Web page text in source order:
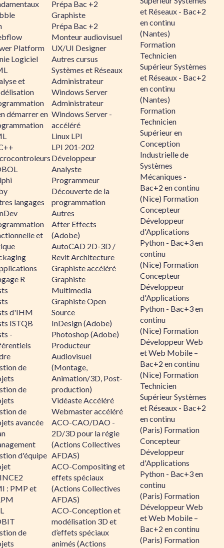
Platform
Logiciel
et
démarrer en
langages
et
R
d'IHM
ISTQB
-
de
de
de
avancée
d'équipe
: PMP et
de
Prépa Bac +2
Graphiste
Prépa Bac +2
Monteur audiovisuel
UX/UI Designer
Autres cursus
Systèmes et Réseaux
Administrateur
Windows Server
Administrateur
Windows Server -
accéléré
Linux LPI
LPI 201-202
Développeur
Analyste
Programmeur
Découverte de la
programmation
Autres
After Effects
(Adobe)
AutoCAD 2D-3D /
Revit Architecture
Graphiste accéléré
Graphiste
Multimedia
Graphiste Open
Source
InDesign (Adobe)
Photoshop (Adobe)
Producteur
Audiovisuel
(Montage,
Animation/3D, Post-
production)
Vidéaste Accéléré
Webmaster accéléré
ACO-CAO/DAO -
2D/3D pour la régie
(Actions Collectives
AFDAS)
ACO-Compositing et
effets spéciaux
(Actions Collectives
AFDAS)
ACO-Conception et
modélisation 3D et
d’effets spéciaux
animés (Actions
et Réseaux - Bac+2
en continu
(Nantes)
Formation
Technicien
Supérieur Systèmes
et Réseaux - Bac+2
en continu
(Nantes)
Formation
Technicien
Supérieur en
Conception
Industrielle de
Systèmes
Mécaniques -
Bac+2 en continu
(Nice) Formation
Concepteur
Développeur
d'Applications
Python - Bac+3 en
continu
(Nice) Formation
Concepteur
Développeur
d'Applications
Python - Bac+3 en
continu
(Nice) Formation
Développeur Web
et Web Mobile –
Bac+2 en continu
(Nice) Formation
Technicien
Supérieur Systèmes
et Réseaux - Bac+2
en continu
(Paris) Formation
Concepteur
Développeur
d'Applications
Python - Bac+3 en
continu
(Paris) Formation
Développeur Web
et Web Mobile –
Bac+2 en continu
(Paris) Formation